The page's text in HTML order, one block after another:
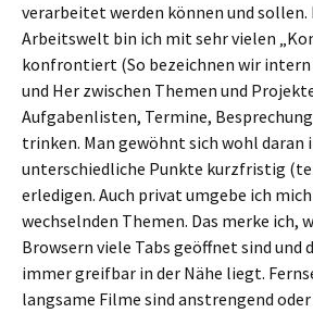
verarbeitet werden können und sollen.
Arbeitswelt bin ich mit sehr vielen
konfrontiert (So bezeichnen wir intern
und Her zwischen Themen und
Aufgabenlisten, Termine,
trinken. Man gewöhnt sich wohl daran
unterschiedliche Punkte kurzfristig
erledigen. Auch privat umgebe ich
wechselnden Themen. Das merke ich,
Browsern viele Tabs geöffnet sind und
immer greifbar in der Nähe liegt.
langsame Filme sind anstrengend